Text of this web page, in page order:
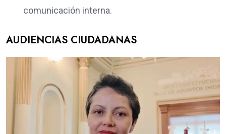
comunicación interna.
AUDIENCIAS CIUDADANAS